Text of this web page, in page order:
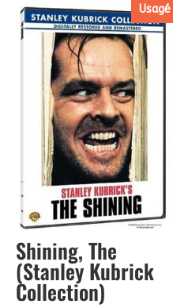
Usagé
Shining, The
(Stanley Kubrick
Collection)